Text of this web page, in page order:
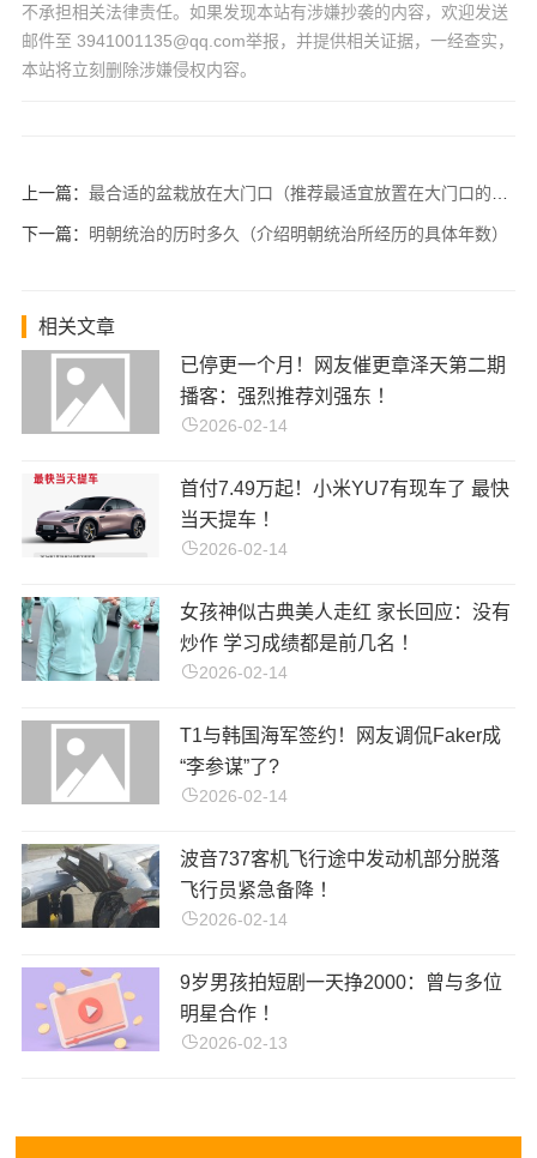
不承担相关法律责任。如果发现本站有涉嫌抄袭的内容，欢迎发送
邮件至 3941001135@qq.com举报，并提供相关证据，一经查实，
本站将立刻删除涉嫌侵权内容。
上一篇： 最合适的盆栽放在大门口（推荐最适宜放置在大门口的盆栽）
下一篇： 明朝统治的历时多久（介绍明朝统治所经历的具体年数）
相关文章
已停更一个月！网友催更章泽天第二期
播客：强烈推荐刘强东 ！
2026-02-14
首付7.49万起！小米YU7有现车了 最快
当天提车 ！
2026-02-14
女孩神似古典美人走红 家长回应：没有
炒作 学习成绩都是前几名 ！
2026-02-14
T1与韩国海军签约！网友调侃Faker成
“李参谋”了?
2026-02-14
波音737客机飞行途中发动机部分脱落
飞行员紧急备降 ！
2026-02-14
9岁男孩拍短剧一天挣2000：曾与多位
明星合作 ！
2026-02-13